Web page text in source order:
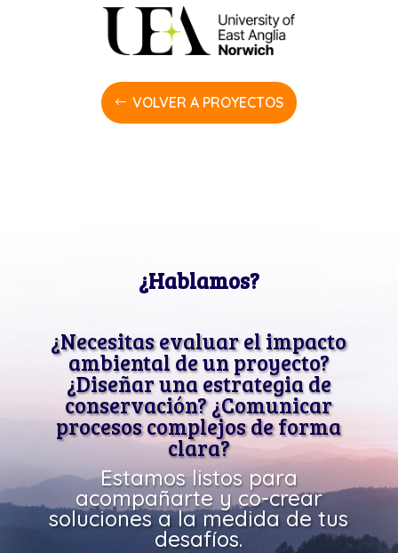
VOLVER A PROYECTOS
¿Hablamos?
¿Necesitas evaluar el impacto
ambiental de un proyecto?
¿Diseñar una estrategia de
conservación? ¿Comunicar
procesos complejos de forma
clara?
Estamos listos para
acompañarte y co-crear
soluciones a la medida de tus
desafíos.